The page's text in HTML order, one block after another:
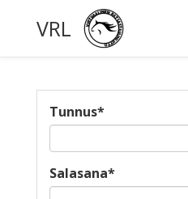
VRL
Tunnus*
Salasana*